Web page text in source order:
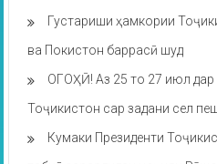
Густариши ҳамкории
ва Покистон баррасӣ шуд
ОГОҲӢ! Аз 25 то 27 июл дар
Тоҷикистон сар задани сел
Кумаки Президенти